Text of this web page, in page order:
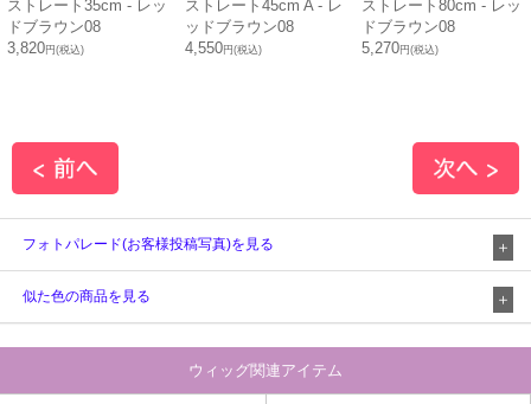
ストレート35cm - レッ
ドブラウン08
3,820円(税込)
ストレート45cm A - レ
ッドブラウン08
4,550円(税込)
ストレート80cm - レッ
ドブラウン08
5,270円(税込)
フォトパレード(お客様投稿写真)を見る
似た色の商品を見る
ウィッグ関連アイテム